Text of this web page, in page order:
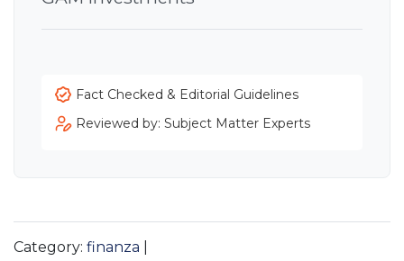
Fact Checked & Editorial Guidelines
Reviewed by: Subject Matter Experts
Category: finanza